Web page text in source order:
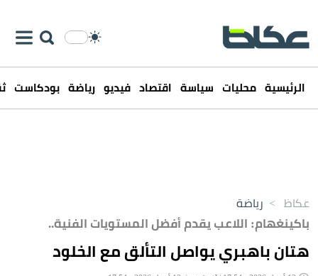
الرئيسية محليات سياسة اقتصاد فيديو رياضة بودكاست
عكاظ > رياضة
باكينغهام: اللاعب يقدم أفضل المستويات الفنية..
هتان باهبري يواصل التألق مع الخلود